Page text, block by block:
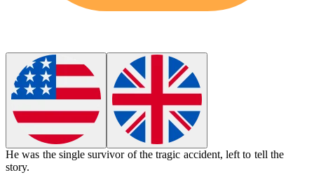
He was the single survivor of the tragic accident, left to tell the
story.